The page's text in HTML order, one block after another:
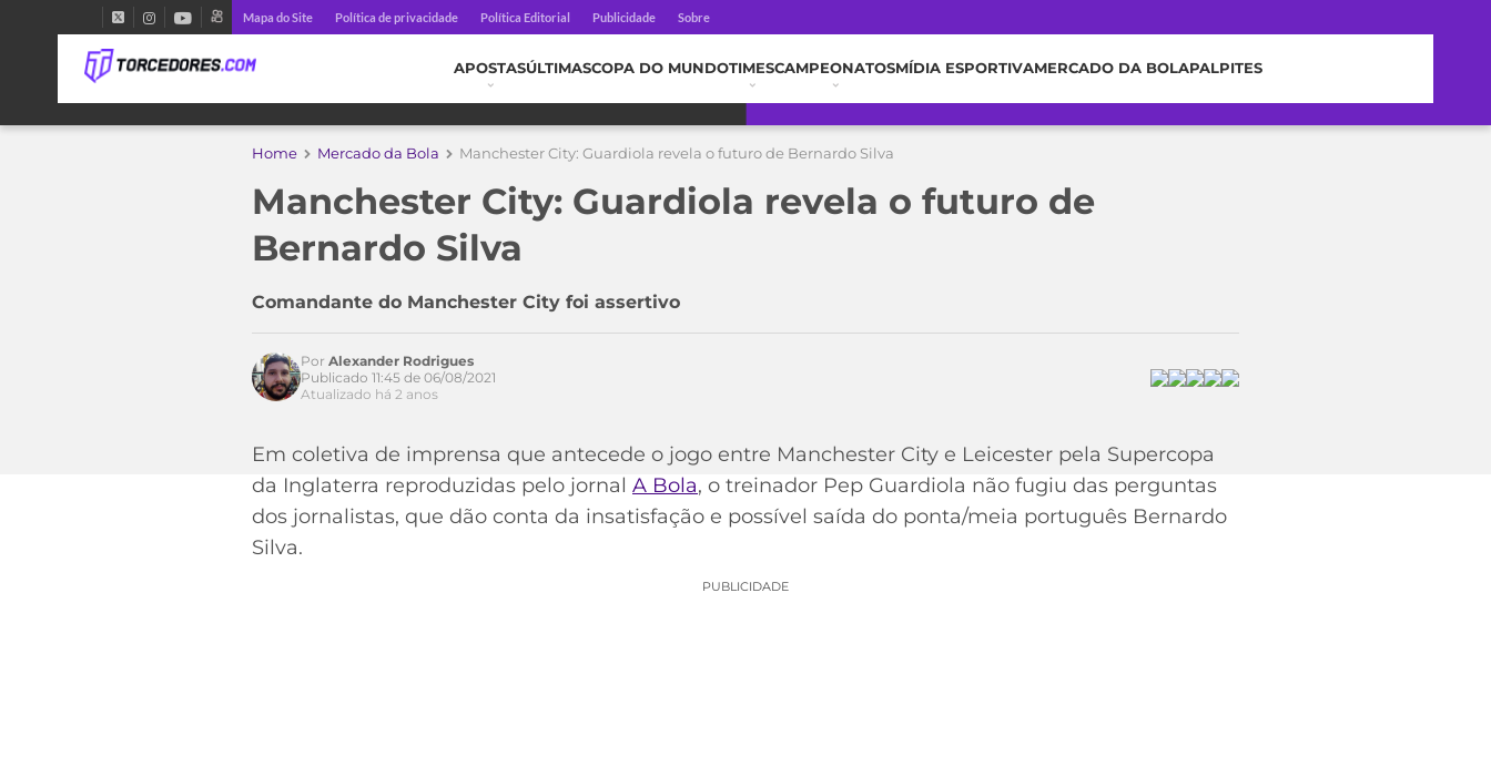
Mapa do Site Política de privacidade Política Editorial Publicidade Sobre
APOSTASÚLTIMASCOPA DO MUNDOTIMESCAMPEONATOSMÍDIA ESPORTIVAMERCADO DA BOLAPALPITES
Home Mercado da Bola Manchester City: Guardiola revela o futuro de Bernardo Silva
Manchester City: Guardiola revela o futuro de
Bernardo Silva
Comandante do Manchester City foi assertivo
Acesse o perfil do autor
Por Alexander Rodrigues
Publicado 11:45 de 06/08/2021
Atualizado há 2 anos
Em coletiva de imprensa que antecede o jogo entre Manchester City e Leicester pela Supercopa
da Inglaterra reproduzidas pelo jornal A Bola, o treinador Pep Guardiola não fugiu das perguntas
dos jornalistas, que dão conta da insatisfação e possível saída do ponta/meia português Bernardo
Silva.
PUBLICIDADE